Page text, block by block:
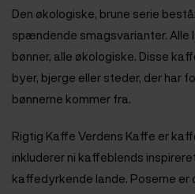
Den økologiske, brune serie
spændende smagsvarianter. Alle
bønner, alle økologiske. Disse
byer, bjerge eller steder, der har
bønnerne kommer fra.
Rigtig Kaffe Verdens Kaffe er
inkluderer ni kaffeblends
kaffedyrkende lande. Poserne er